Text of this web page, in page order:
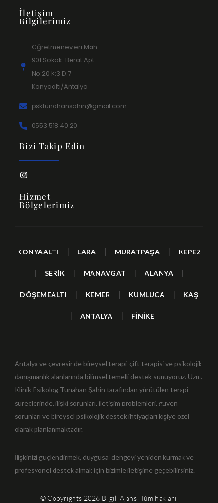
İletişim
Bilgilerimiz
Öğretmenevleri Mah.
901 Sokak. Berat Apt.
No:20 K:3 D:7
Konyaaltı/Antalya
psktunahansahin@gmail.com
0553 518 40 20
Bizi Takip Edin
Hizmet
Bölgelerimiz
KONYAALTI LARA MURATPAŞA KEPEZ
SERİK MANAVGAT ALANYA
DÖŞEMEALTI KEMER KUMLUCA KAŞ
ANTALYA FİNİKE
Antalya ve çevresinde bireysel terapi, çift terapisi ve psikolojik
danışmanlık alanlarında bilimsel temelli destek sunuyoruz. Uzm.
Klinik Psikolog Tunahan Şahin tarafından yürütülen terapi
süreçlerinde, ilişki sorunları, iletişim problemleri, güven
sorunları ve bireysel psikolojik destek ihtiyaçları kişiye özel
olarak planlanmaktadır.
İlişkinizi güçlendirmek, duygusal dengeyi yeniden kurmak ve
profesyonel destek almak için bizimle iletişime geçebilirsiniz.
© Copyrights 2026 Bilgili Ajans Tüm hakları